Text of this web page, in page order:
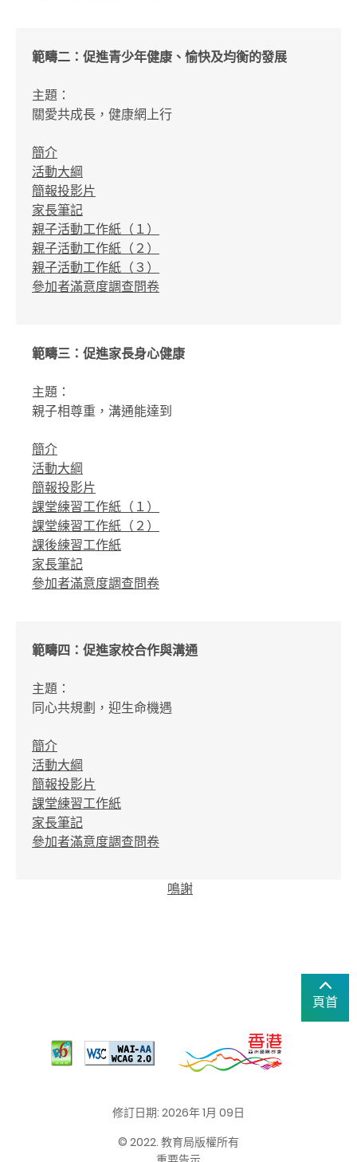
範疇二：促進青少年健康、愉快及均衡的發展
主題：
關愛共成長，健康網上行
簡介
活動大綱
簡報投影片
家長筆記
親子活動工作紙（１）
親子活動工作紙（２）
親子活動工作紙（３）
參加者滿意度調查問卷
範疇三：促進家長身心健康
主題：
親子相尊重，溝通能達到
簡介
活動大綱
簡報投影片
課堂練習工作紙（１）
課堂練習工作紙（２）
課後練習工作紙
家長筆記
參加者滿意度調查問卷
範疇四：促進家校合作與溝通
主題：
同心共規劃，迎生命機遇
簡介
活動大綱
簡報投影片
課堂練習工作紙
家長筆記
參加者滿意度調查問卷
鳴謝
頁首
修訂日期: 2026年 1月 09日
© 2022. 教育局版權所有